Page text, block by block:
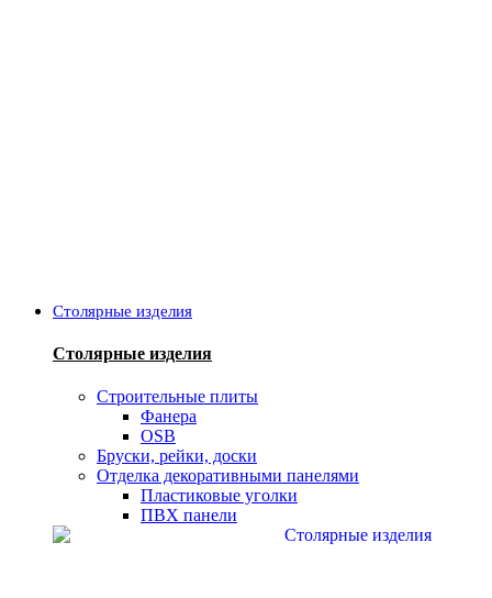
Столярные изделия
Столярные изделия
Строительные плиты
Фанера
OSB
Бруски, рейки, доски
Отделка декоративными панелями
Пластиковые уголки
ПВХ панели